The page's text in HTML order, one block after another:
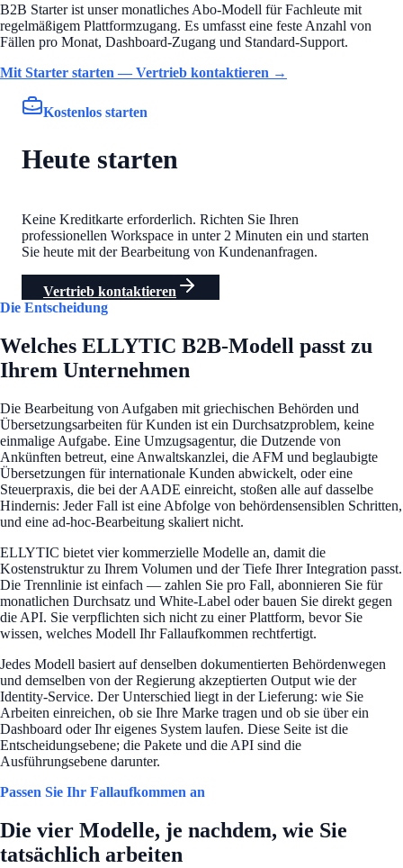
B2B Starter ist unser monatliches Abo-Modell für Fachleute mit
regelmäßigem Plattformzugang. Es umfasst eine feste Anzahl von
Fällen pro Monat, Dashboard-Zugang und Standard-Support.
Mit Starter starten — Vertrieb kontaktieren →
Kostenlos starten
Heute starten
Keine Kreditkarte erforderlich. Richten Sie Ihren
professionellen Workspace in unter 2 Minuten ein und starten
Sie heute mit der Bearbeitung von Kundenanfragen.
Vertrieb kontaktieren
Die Entscheidung
Welches ELLYTIC B2B-Modell passt zu
Ihrem Unternehmen
Die Bearbeitung von Aufgaben mit griechischen Behörden und
Übersetzungsarbeiten für Kunden ist ein Durchsatzproblem, keine
einmalige Aufgabe. Eine Umzugsagentur, die Dutzende von
Ankünften betreut, eine Anwaltskanzlei, die AFM und beglaubigte
Übersetzungen für internationale Kunden abwickelt, oder eine
Steuerpraxis, die bei der AADE einreicht, stoßen alle auf dasselbe
Hindernis: Jeder Fall ist eine Abfolge von behördensensiblen Schritten,
und eine ad-hoc-Bearbeitung skaliert nicht.
ELLYTIC bietet vier kommerzielle Modelle an, damit die
Kostenstruktur zu Ihrem Volumen und der Tiefe Ihrer Integration passt.
Die Trennlinie ist einfach — zahlen Sie pro Fall, abonnieren Sie für
monatlichen Durchsatz und White-Label oder bauen Sie direkt gegen
die API. Sie verpflichten sich nicht zu einer Plattform, bevor Sie
wissen, welches Modell Ihr Fallaufkommen rechtfertigt.
Jedes Modell basiert auf denselben dokumentierten Behördenwegen
und demselben von der Regierung akzeptierten Output wie der
Identity-Service. Der Unterschied liegt in der Lieferung: wie Sie
Arbeiten einreichen, ob sie Ihre Marke tragen und ob sie über ein
Dashboard oder Ihr eigenes System laufen. Diese Seite ist die
Entscheidungsebene; die Pakete und die API sind die
Ausführungsebene darunter.
Passen Sie Ihr Fallaufkommen an
Die vier Modelle, je nachdem, wie Sie
tatsächlich arbeiten